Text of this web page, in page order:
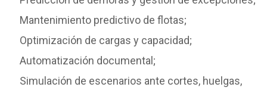
Mantenimiento predictivo de flotas;
Optimización de cargas y capacidad;
Automatización documental;
Simulación de escenarios ante cortes, huelgas,